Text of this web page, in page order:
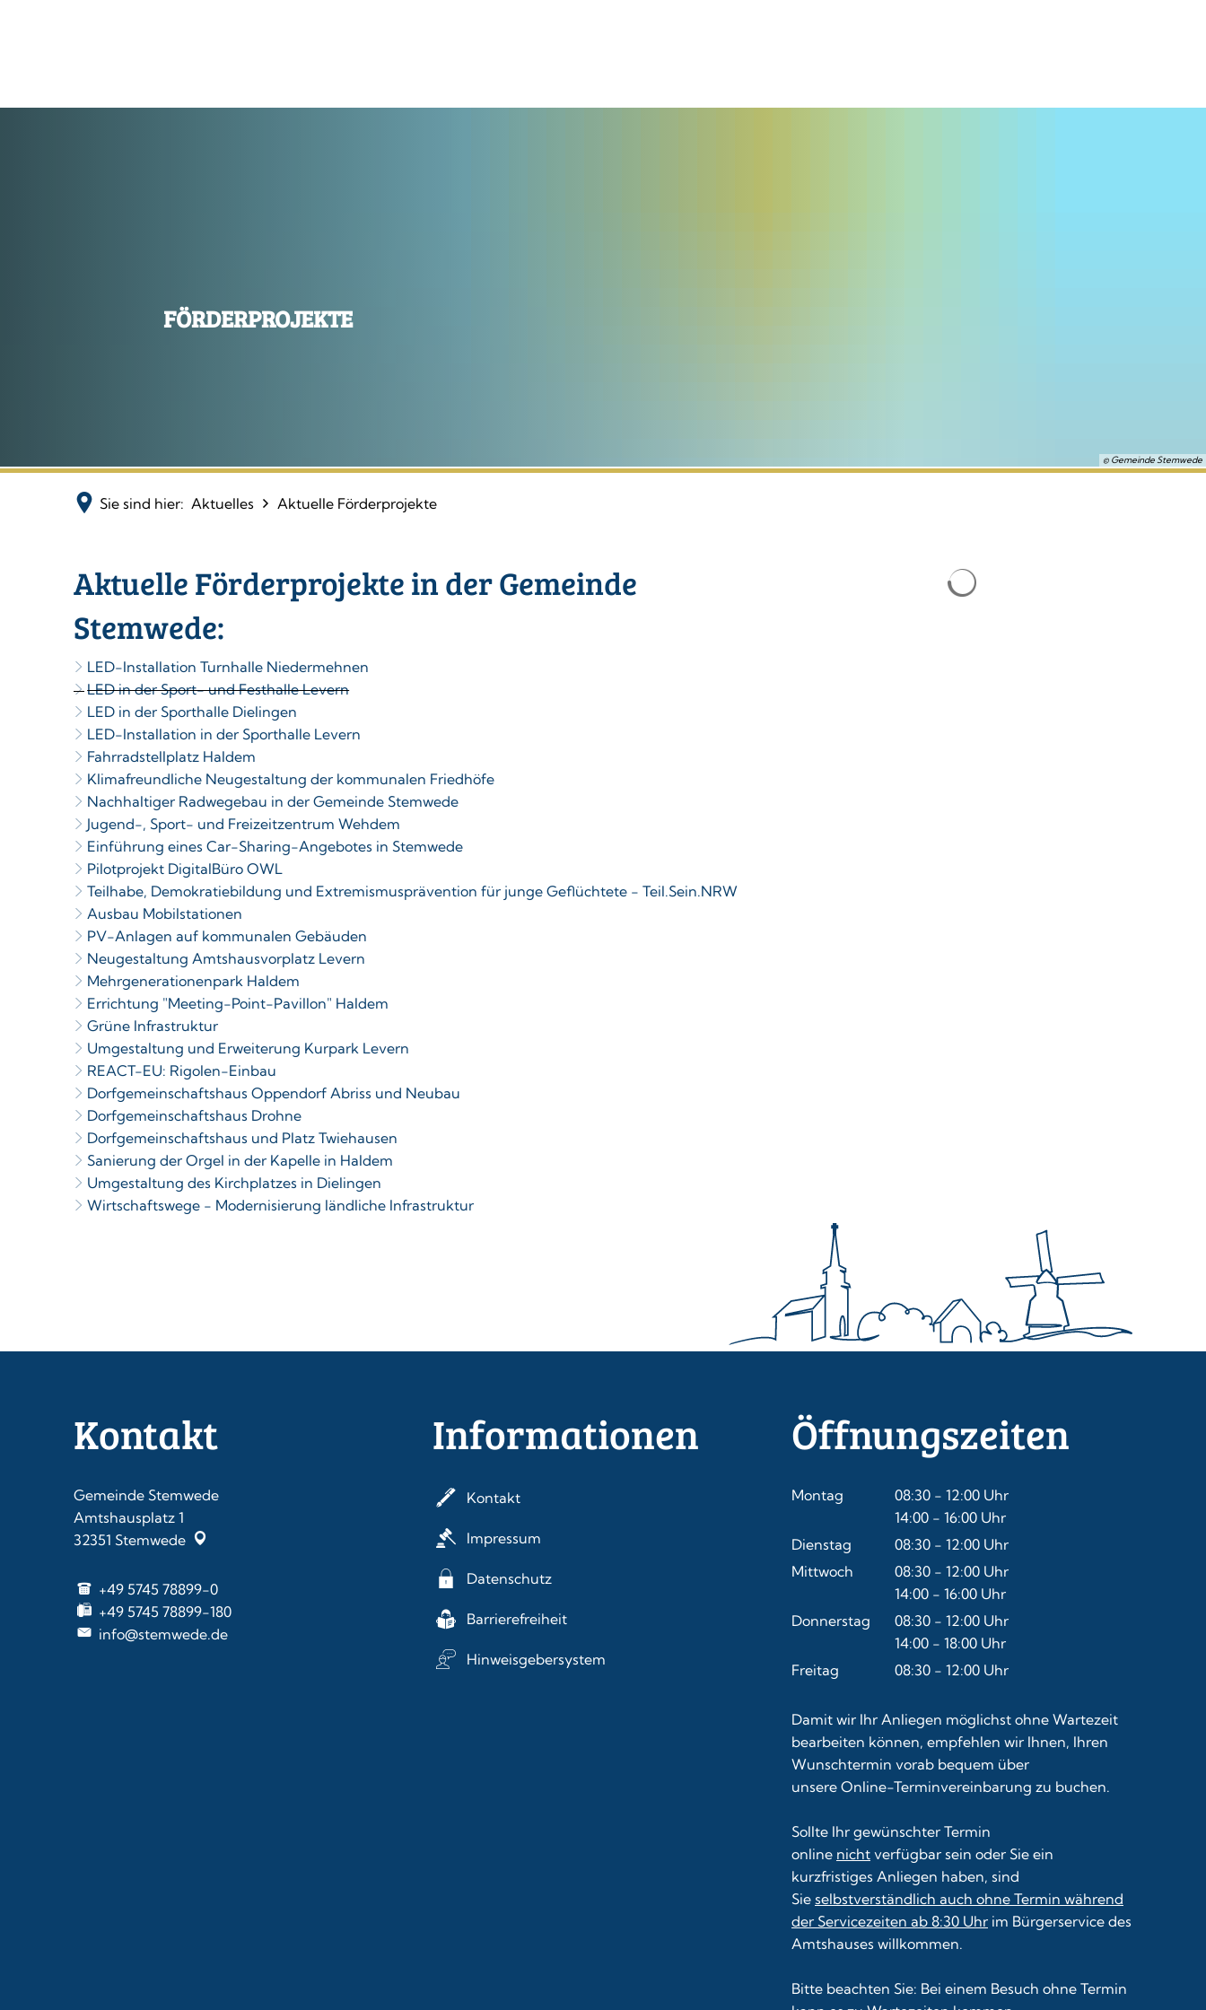
© Gemeinde Stemwede
FÖRDERPROJEKTE
Sie sind hier: Aktuelles Aktuelle Förderprojekte
Aktuelle
Förderprojekte
Aktuelle Förderprojekte in der Gemeinde
Stemwede:
LED-Installation Turnhalle Niedermehnen
LED in der Sport- und Festhalle Levern
LED in der Sporthalle Dielingen
LED-Installation in der Sporthalle Levern
Fahrradstellplatz Haldem
Klimafreundliche Neugestaltung der kommunalen Friedhöfe
Nachhaltiger Radwegebau in der Gemeinde Stemwede
Jugend-, Sport- und Freizeitzentrum Wehdem
Einführung eines Car-Sharing-Angebotes in Stemwede
Pilotprojekt DigitalBüro OWL
Teilhabe, Demokratiebildung und Extremismusprävention für junge Geflüchtete - Teil.Sein.NRW
Ausbau Mobilstationen
PV-Anlagen auf kommunalen Gebäuden
Neugestaltung Amtshausvorplatz Levern
Mehrgenerationenpark Haldem
Errichtung "Meeting-Point-Pavillon" Haldem
Grüne Infrastruktur
Umgestaltung und Erweiterung Kurpark Levern
REACT-EU: Rigolen-Einbau
Dorfgemeinschaftshaus Oppendorf Abriss und Neubau
Dorfgemeinschaftshaus Drohne
Dorfgemeinschaftshaus und Platz Twiehausen
Sanierung der Orgel in der Kapelle in Haldem
Umgestaltung des Kirchplatzes in Dielingen
Wirtschaftswege - Modernisierung ländliche Infrastruktur
Kontakt
Gemeinde Stemwede
Amtshausplatz 1
32351 Stemwede
+49 5745 78899-0
+49 5745 78899-180
info@stemwede.de
Informationen
Kontakt
Impressum
Datenschutz
Barrierefreiheit
Hinweisgebersystem
Öffnungszeiten
Montag 08:30 - 12:00 Uhr
Von 08:30 bis 12:00 Uhr
14:00 - 16:00 Uhr
Von 14:00 bis 16:00 Uhr
Dienstag 08:30 - 12:00 Uhr
Von 08:30 bis 12:00 Uhr
Mittwoch 08:30 - 12:00 Uhr
Von 08:30 bis 12:00 Uhr
14:00 - 16:00 Uhr
Von 14:00 bis 16:00 Uhr
Donnerstag 08:30 - 12:00 Uhr
Von 08:30 bis 12:00 Uhr
14:00 - 18:00 Uhr
Von 14:00 bis 18:00 Uhr
Freitag 08:30 - 12:00 Uhr
Damit wir Ihr Anliegen möglichst ohne Wartezeit
bearbeiten können, empfehlen wir Ihnen, Ihren
Wunschtermin vorab bequem über
unsere Online-Terminvereinbarung zu buchen.
Sollte Ihr gewünschter Termin
online nicht verfügbar sein oder Sie ein
kurzfristiges Anliegen haben, sind
Sie selbstverständlich auch ohne Termin während
der Servicezeiten ab 8:30 Uhr im Bürgerservice des
Amtshauses willkommen.
Bitte beachten Sie: Bei einem Besuch ohne Termin